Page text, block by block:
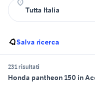
Salva ricerca
231 risultati
Honda pantheon 150 in